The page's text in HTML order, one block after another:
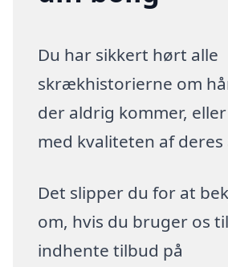
Du har sikkert hørt alle
skrækhistorierne om
der aldrig kommer,
med kvaliteten af deres
Det slipper du for at
om, hvis du bruger os
indhente tilbud på